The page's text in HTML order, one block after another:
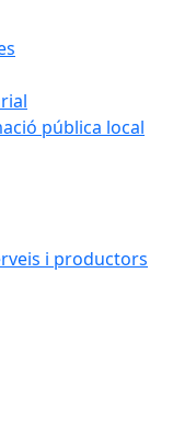
pública local
i productors